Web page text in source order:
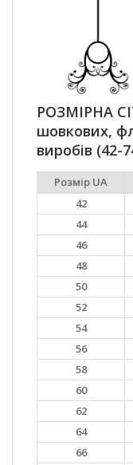
РОЗМІРНА
шовкових,
виробів (42-
Розмір UA
42
44
46
48
50
52
54
56
58
60
62
64
66